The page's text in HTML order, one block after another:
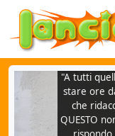
"A tutti
stare ore
che
QUESTO